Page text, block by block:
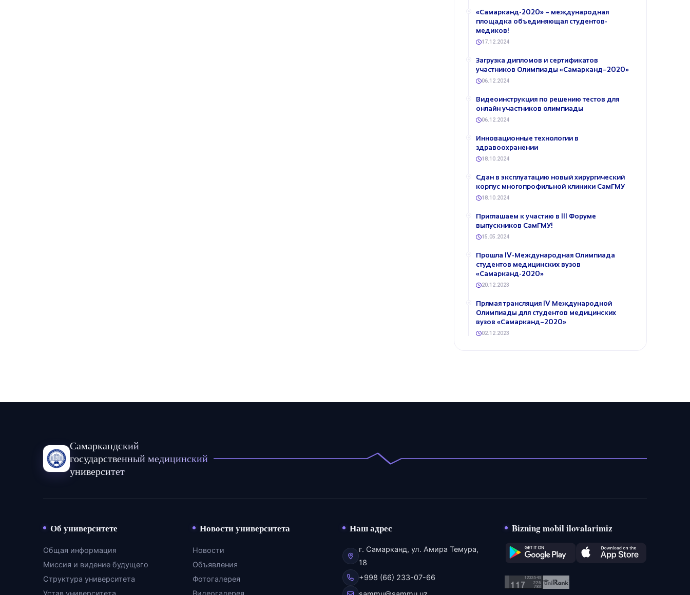
«Самарканд-2020» – международная
площадка объединяющая студентов-
медиков!
17.12.2024
Загрузка дипломов и сертификатов
участников Олимпиады «Самарканд–2020»
06.12.2024
Видеоинструкция по решению тестов для
онлайн участников олимпиады
06.12.2024
Инновационные технологии в
здравоохранении
18.10.2024
Сдан в эксплуатацию новый хирургический
корпус многопрофильной клиники СамГМУ
18.10.2024
​Приглашаем к участию в III Форуме
выпускников СамГМУ!
15.05.2024
Прошла IV-Международная Олимпиада
студентов медицинских вузов
«Самарканд-2020»
20.12.2023
Прямая трансляция IV Международной
Олимпиады для студентов медицинских
вузов «Самарканд–2020»
02.12.2023
Самаркандский
государственный медицинский
университет
Об университете
Общая информация
Миссия и видение будущего
Структура университета
Новости университета
Новости
Объявления
Фотогалерея
Наш адрес
г. Самарканд, ул. Амира Темура,
18
+998 (66) 233-07-66
Bizning mobil ilovalarimiz